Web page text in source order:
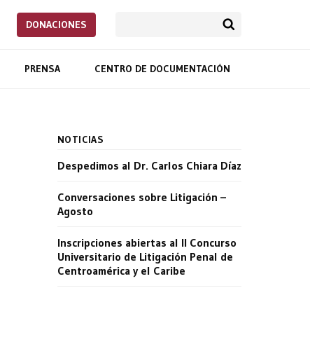
DONACIONES
PRENSA CENTRO DE DOCUMENTACIÓN
NOTICIAS
Despedimos al Dr. Carlos Chiara Díaz
Conversaciones sobre Litigación –
Agosto
Inscripciones abiertas al II Concurso
Universitario de Litigación Penal de
Centroamérica y el Caribe